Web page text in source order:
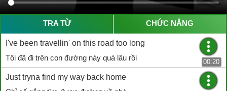
TRA TỪ CHỨC NĂNG
I've been travellin' on this road too long
Tôi đã đi trên con đường này quá lâu rồi
00:20
Just tryna find my way back home